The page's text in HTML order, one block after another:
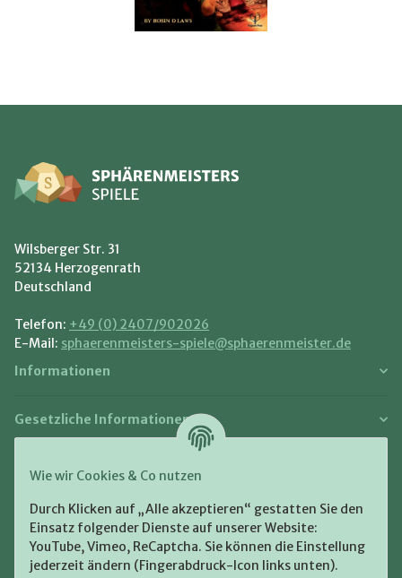
Wie wir Cookies & Co nutzen
Durch Klicken auf „Alle akzeptieren“ gestatten Sie den
Einsatz folgender Dienste auf unserer Website:
YouTube, Vimeo, ReCaptcha. Sie können die Einstellung
jederzeit ändern (Fingerabdruck-Icon links unten).
Wilsberger Str. 31
52134 Herzogenrath
Deutschland
Telefon: +49 (0) 2407/902026
E-Mail: sphaerenmeisters-spiele@sphaerenmeister.de
Informationen
Gesetzliche Informationen